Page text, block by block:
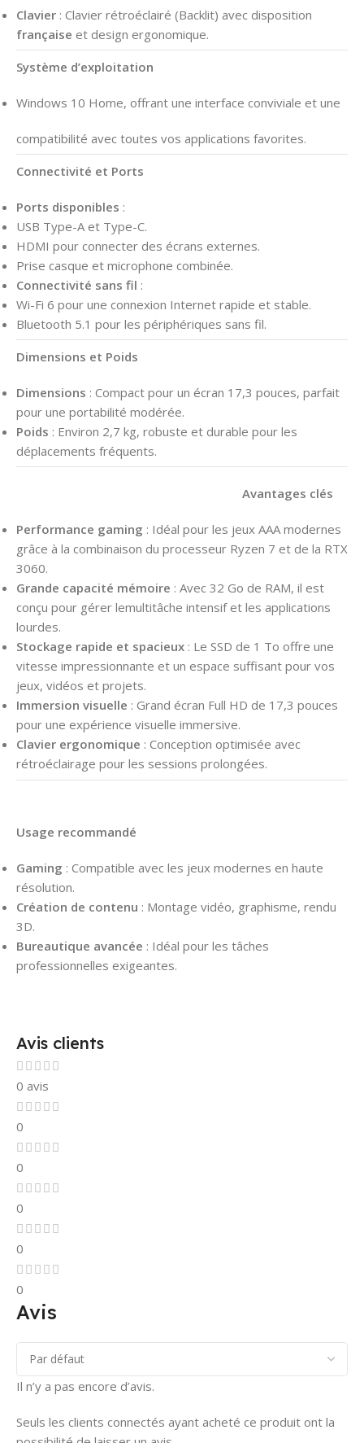
Clavier : Clavier rétroéclairé (Backlit) avec disposition
française et design ergonomique.
Système d’exploitation
Windows 10 Home, offrant une interface conviviale et une
compatibilité avec toutes vos applications favorites.
Connectivité et Ports
Ports disponibles :
USB Type-A et Type-C.
HDMI pour connecter des écrans externes.
Prise casque et microphone combinée.
Connectivité sans fil :
Wi-Fi 6 pour une connexion Internet rapide et stable.
Bluetooth 5.1 pour les périphériques sans fil.
Dimensions et Poids
Dimensions : Compact pour un écran 17,3 pouces, parfait
pour une portabilité modérée.
Poids : Environ 2,7 kg, robuste et durable pour les
déplacements fréquents.
Avantages clés
Performance gaming : Idéal pour les jeux AAA modernes
grâce à la combinaison du processeur Ryzen 7 et de la RTX
3060.
Grande capacité mémoire : Avec 32 Go de RAM, il est
conçu pour gérer lemultitâche intensif et les applications
lourdes.
Stockage rapide et spacieux : Le SSD de 1 To offre une
vitesse impressionnante et un espace suffisant pour vos
jeux, vidéos et projets.
Immersion visuelle : Grand écran Full HD de 17,3 pouces
pour une expérience visuelle immersive.
Clavier ergonomique : Conception optimisée avec
rétroéclairage pour les sessions prolongées.
Usage recommandé
Gaming : Compatible avec les jeux modernes en haute
résolution.
Création de contenu : Montage vidéo, graphisme, rendu
3D.
Bureautique avancée : Idéal pour les tâches
professionnelles exigeantes.
Avis clients
0 avis
0
0
0
0
0
Avis
Il n’y a pas encore d’avis.
Seuls les clients connectés ayant acheté ce produit ont la